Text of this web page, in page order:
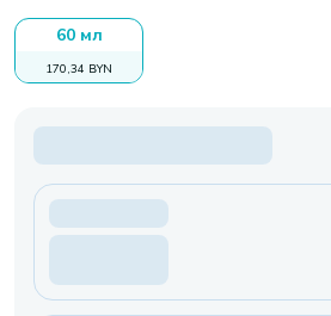
60 мл
170,34 BYN